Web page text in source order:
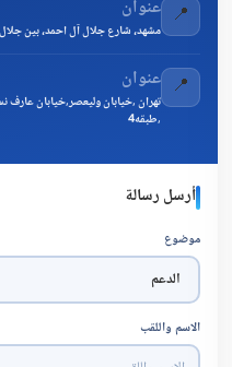
📍 عنوان
مشهد، شارع جلال آل احمد، بين جلال 2 و4 ، پلاک 16 ء الطابق الدوم ،
📍 عنوان
تهران ,خیابان ولیعصر,خیابان
,طبقه4
أرسل رسالة
موضوع
الاسم واللقب